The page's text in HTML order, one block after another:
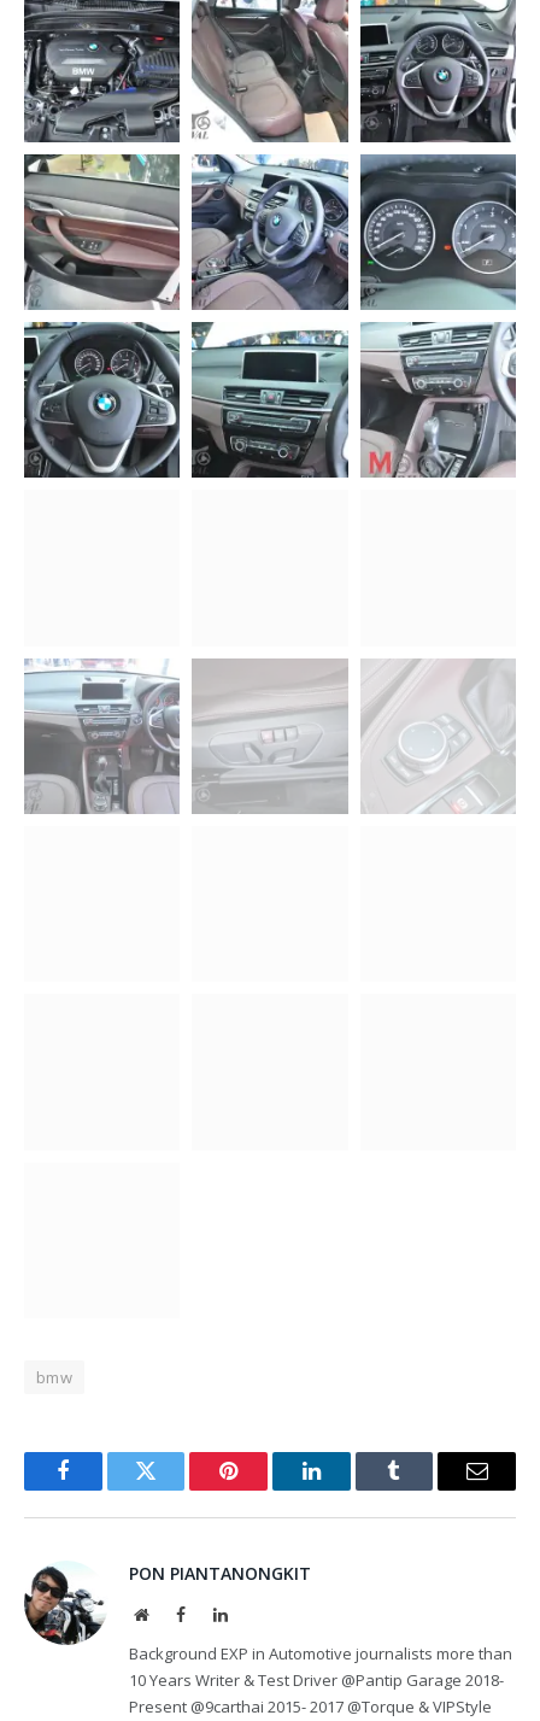
bmw
FacebookTwitter Pinterest LinkedInTumblr Email
PON PIANTANONGKIT
WebsiteFacebookLinkedIn
Background EXP in Automotive journalists more than
10 Years Writer & Test Driver @Pantip Garage 2018-
Present @9carthai 2015- 2017 @Torque & VIPStyle